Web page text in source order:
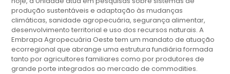
produção sustentáveis e adaptação às mudanças
climáticas, sanidade agropecuária, segurança alimentar,
desenvolvimento territorial e uso dos recursos naturais. A
Embrapa Agropecuária Oeste tem um mandato de atuação
ecorregional que abrange uma estrutura fundiária formada
tanto por agricultores familiares como por produtores de
grande porte integrados ao mercado de commodities.